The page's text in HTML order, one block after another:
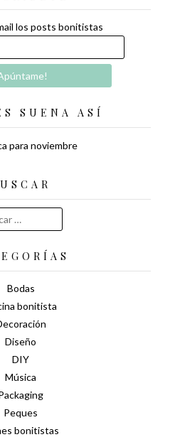
los posts bonitistas
SUENA ASÍ
Bodas
bonitista
Diseño
DIY
Música
Peques
bonitistas